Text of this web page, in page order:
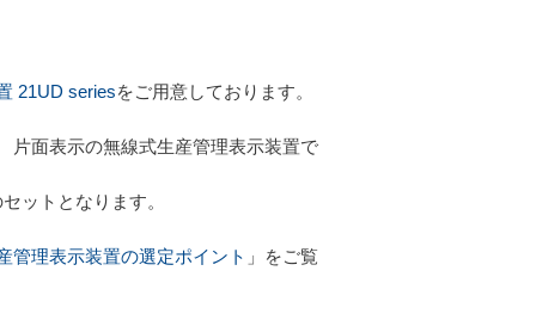
21UD seriesをご用意しております。
面表示の無線式生産管理表示装置で
ットとなります。
管理表示装置の選定ポイント 」をご覧